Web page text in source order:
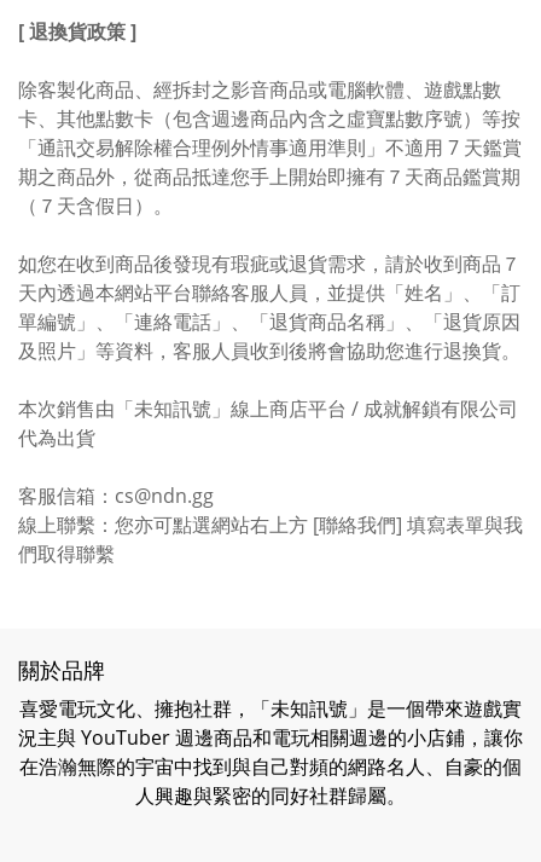
[ 退換貨政策 ]
除客製化商品、經拆封之影音商品或電腦軟體、遊戲點數
卡、其他點數卡（包含週邊商品內含之虛寶點數序號）等按
「通訊交易解除權合理例外情事適用準則」不適用 7 天鑑賞
期之商品外，從商品抵達您手上開始即擁有７天商品鑑賞期
（７天含假日）。
如您在收到商品後發現有瑕疵或退貨需求，請於收到商品７
天內透過本網站平台聯絡客服人員，並提供「姓名」、「訂
單編號」、「連絡電話」、「退貨商品名稱」、「退貨原因
及照片」等資料，客服人員收到後將會協助您進行退換貨。
本次銷售由「未知訊號」線上商店平台 / 成就解鎖有限公司
代為出貨
客服信箱：cs@ndn.gg
線上聯繫：您亦可點選網站右上方 [聯絡我們] 填寫表單與我
們取得聯繫
關於品牌
喜愛電玩文化、擁抱社群，「未知訊號」是一個帶來遊戲實
況主與 YouTuber 週邊商品和電玩相關週邊的小店鋪，讓你
在浩瀚無際的宇宙中找到與自己對頻的網路名人、自豪的個
人興趣與緊密的同好社群歸屬。